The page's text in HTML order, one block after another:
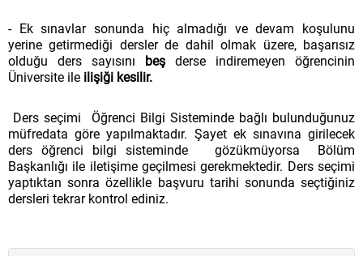
- Ek sınavlar sonunda hiç almadığı ve devam koşulunu
yerine getirmediği dersler de dahil olmak üzere, başarısız
olduğu ders sayısını beş derse indiremeyen öğrencinin
Üniversite ile ilişiği kesilir.
Ders seçimi Öğrenci Bilgi Sisteminde bağlı bulunduğunuz
müfredata göre yapılmaktadır. Şayet ek sınavına girilecek
ders öğrenci bilgi sisteminde gözükmüyorsa Bölüm
Başkanlığı ile iletişime geçilmesi gerekmektedir. Ders seçimi
yaptıktan sonra özellikle başvuru tarihi sonunda seçtiğiniz
dersleri tekrar kontrol ediniz.